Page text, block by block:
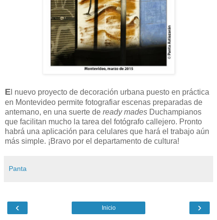
E l nuevo proyecto de decoración urbana puesto en práctica
en Montevideo permite fotografiar escenas preparadas de
antemano, en una suerte de ready mades Duchampianos
que facilitan mucho la tarea del fotógrafo callejero. Pronto
habrá una aplicación para celulares que hará el trabajo aún
más simple. ¡Bravo por el departamento de cultura!
Panta
‹ ›
Inicio